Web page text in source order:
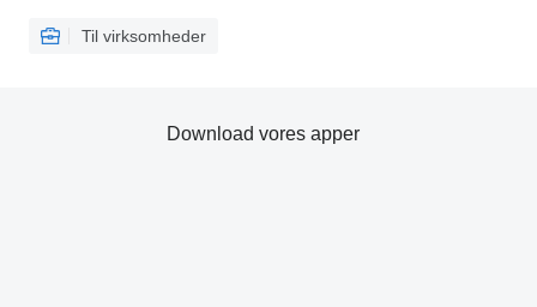
Til virksomheder
Download vores apper